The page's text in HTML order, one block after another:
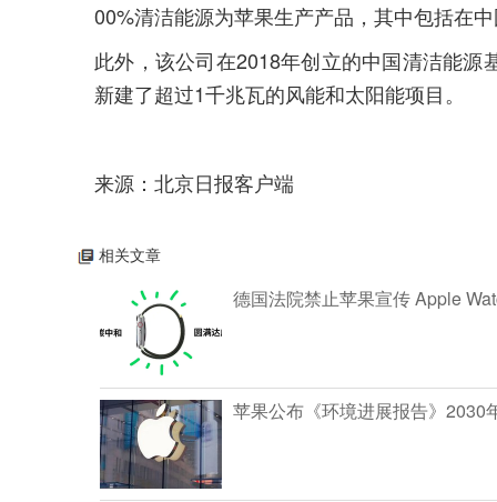
00%清洁能源为苹果生产产品，其中包括在
此外，该公司在2018年创立的中国清洁能
新建了超过1千兆瓦的风能和太阳能项目。
来源：北京日报客户端
相关文章
德国法院禁止苹果宣传 Apple
苹果公布《环境进展报告》2030